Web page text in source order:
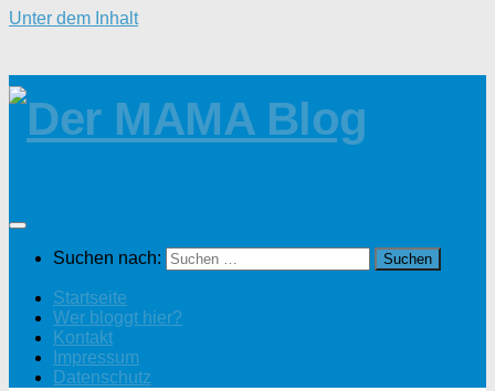
Unter dem Inhalt
Suchen nach:
Startseite
Wer bloggt hier?
Kontakt
Impressum
Datenschutz